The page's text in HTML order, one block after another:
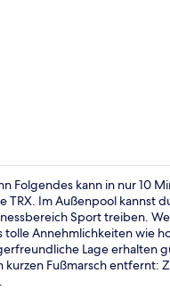
Folgendes kann in nur 10
TRX. Im Außenpool kannst
Sport treiben.
Annehmlichkeiten wie
Lage erhalten
Fußmarsch entfernt: